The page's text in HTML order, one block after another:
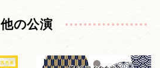
他の公演